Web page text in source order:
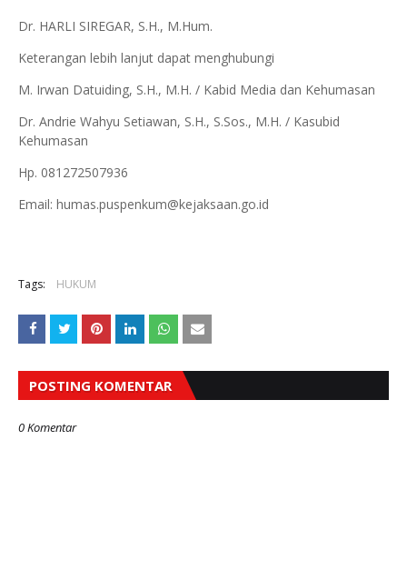
Dr. HARLI SIREGAR, S.H., M.Hum.
Keterangan lebih lanjut dapat menghubungi
M. Irwan Datuiding, S.H., M.H. / Kabid Media dan Kehumasan
Dr. Andrie Wahyu Setiawan, S.H., S.Sos., M.H. / Kasubid
Kehumasan
Hp. 081272507936
Email: humas.puspenkum@kejaksaan.go.id
Tags: HUKUM
POSTING KOMENTAR
0 Komentar